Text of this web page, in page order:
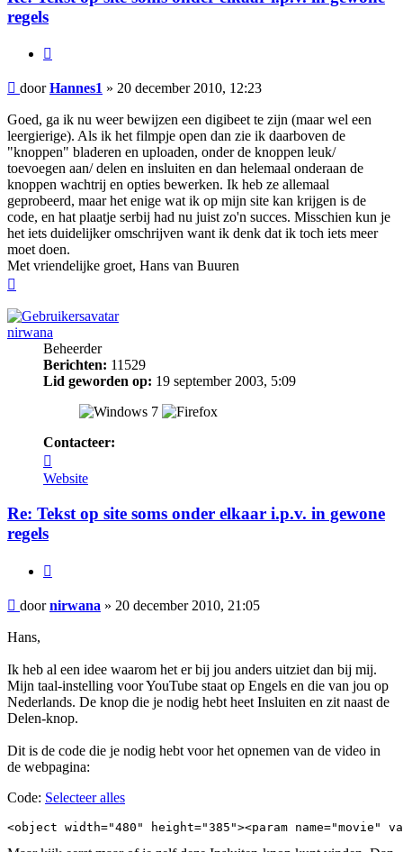
regels
Bericht
doorHannes1 » 20 december 2010, 12:23
Goed, ga ik nu weer bewijzen een digibeet te zijn (maar wel een
leergierige). Als ik het filmpje open dan zie ik daarboven de
"knoppen" bladeren en uploaden, onder de knoppen leuk/
toevoegen aan/ delen en insluiten en dan helemaal onderaan de
knoppen wachtrij en opties bewerken. Ik heb ze allemaal
geprobeerd, maar het enige wat ik op mijn site kan krijgen is de
code, en hat plaatje serbij had nu juist zo'n succes. Misschien kun je
het iets duidelijker omschrijven want ik denk dat ik toch iets meer
moet doen.
Met vriendelijke groet, Hans van Buuren
nirwana
Beheerder
Berichten: 11529
Lid geworden op: 19 september 2003, 5:09
Contacteer:
nirwana
Website
Re: Tekst op site soms onder elkaar i.p.v. in gewone
regels
Bericht
doornirwana » 20 december 2010, 21:05
Hans,
Ik heb al een idee waarom het er bij jou anders uitziet dan bij mij.
Mijn taal-instelling voor YouTube staat op Engels en die van jou op
Nederlands. De knop die je nodig hebt heet Insluiten en zit naast de
Delen-knop.
Dit is de code die je nodig hebt voor het opnemen van de video in
de webpagina:
Code: Selecteer alles
<object width="480" height="385"><param name="movie"